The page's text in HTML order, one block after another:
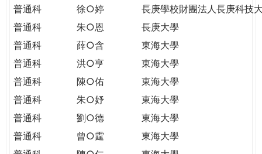
普通科
徐○婷
長庚學校財團法人長庚科技
普通科
朱○恩
長庚大學
普通科
薛○含
東海大學
普通科
洪○亨
東海大學
普通科
陳○佑
東海大學
普通科
朱○妤
東海大學
普通科
劉○德
東海大學
普通科
曾○霆
東海大學